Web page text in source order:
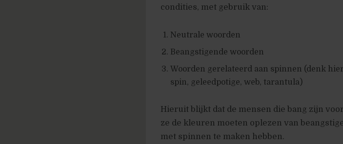
condities, met gebruik van:
Neutrale woorden
Beangstigende woorden
Woorden gerelateerd aan spinnen (denk
spin, geleedpotige, web, tarantula)
Hieruit blijkt dat de mensen die bang zijn
ze de kleuren moeten oplezen van
met spinnen te maken hebben.